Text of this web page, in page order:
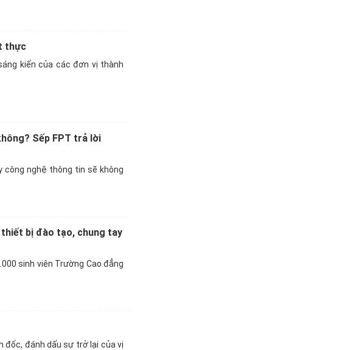
thực
kiến của các đơn vị thành
Sếp FPT trả lời
công nghệ thông tin sẽ không
bị đào tạo, chung tay
sinh viên Trường Cao đẳng
đốc, đánh dấu sự trở lại của vị